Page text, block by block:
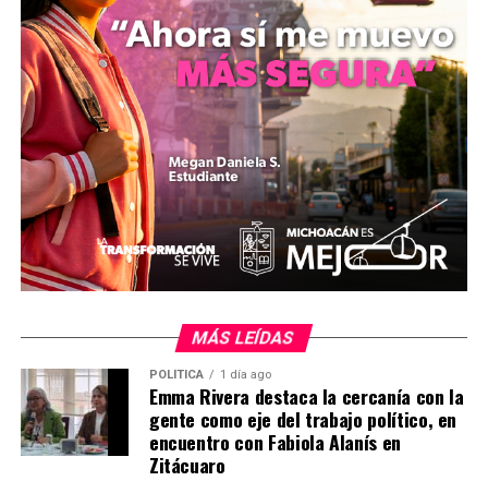
​mizitacuaro
Comparte con:
Me gusta esto:
MÁS LEÍDAS
POLÍTICA 1 día ago
Emma Rivera destaca la cercanía con la
gente como eje del trabajo político, en
encuentro con Fabiola Alanís en
Zitácuaro